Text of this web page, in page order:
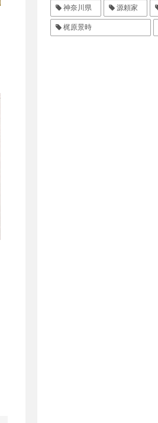
神奈川県 源頼家
梶原景時